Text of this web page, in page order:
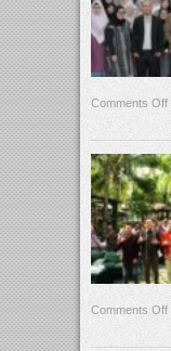
Comments Off
Comments Off